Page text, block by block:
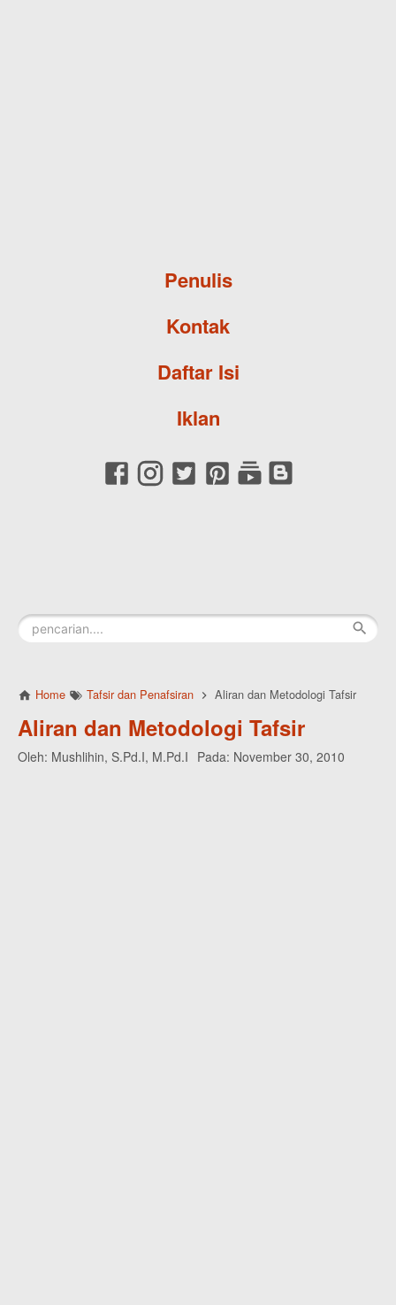
Penulis
Kontak
Daftar Isi
Iklan
Home Tafsir dan Penafsiran Aliran dan Metodologi Tafsir
Aliran dan Metodologi Tafsir
Oleh: Mushlihin, S.Pd.I, M.Pd.I Pada: November 30, 2010